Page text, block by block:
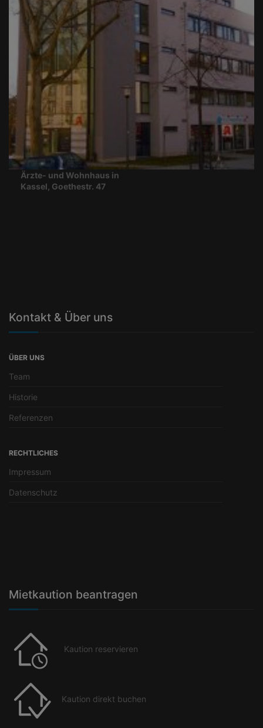
Ärzte- und Wohnhaus in
Kassel, Goethestr. 47
Kontakt & Über uns
ÜBER UNS
Team
Historie
Referenzen
RECHTLICHES
Impressum
Datenschutz
Mietkaution beantragen
Kaution reservieren
Kaution direkt buchen